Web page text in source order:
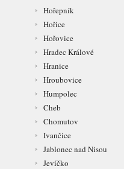
Hořepník
Hořice
Hořovice
Hradec Králové
Hranice
Hroubovice
Humpolec
Cheb
Chomutov
Ivančice
Jablonec nad Nisou
Jevíčko